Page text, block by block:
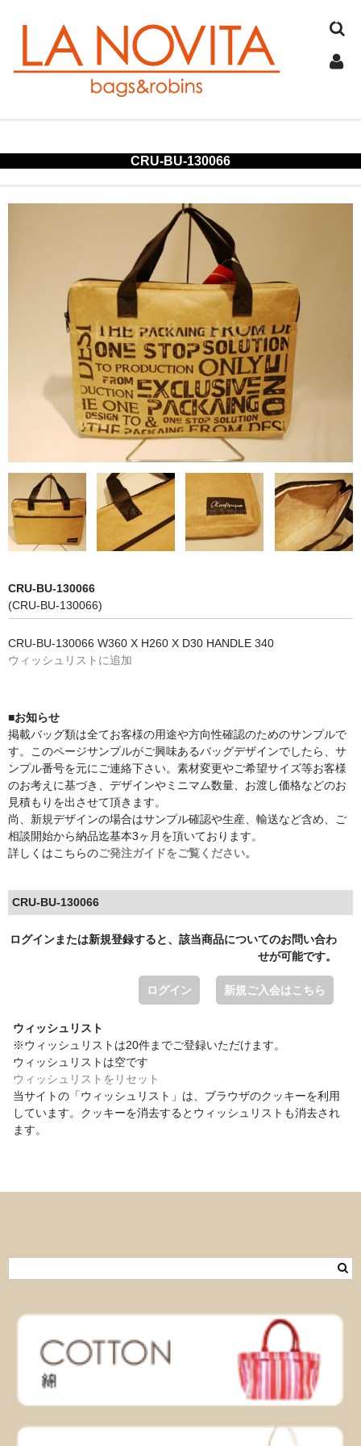
ALUMINUM
COLD STORAGE BAG
NON WOVBON
CHARM
FELT NOTE
CONTACT
GUIDE
CRU-BU-130066
CRU-BU-130066
(CRU-BU-130066)
CRU-BU-130066 W360 X H260 X D30 HANDLE 340
ウィッシュリストに追加
■お知らせ
掲載バッグ類は全てお客様の用途や方向性確認のためのサンプルで
す。このページサンプルがご興味あるバッグデザインでしたら、サ
ンプル番号を元にご連絡下さい。素材変更やご希望サイズ等お客様
のお考えに基づき、デザインやミニマム数量、お渡し価格などのお
見積もりを出させて頂きます。
尚、新規デザインの場合はサンプル確認や生産、輸送など含め、ご
相談開始から納品迄基本3ヶ月を頂いております。
詳しくはこちらのご発注ガイドをご覧ください。
CRU-BU-130066
ログインまたは新規登録すると、該当商品についてのお問い合わ
せが可能です。
ログイン 新規ご入会はこちら
ウィッシュリスト
※ウィッシュリストは20件までご登録いただけます。
ウィッシュリストは空です
ウィッシュリストをリセット
当サイトの「ウィッシュリスト」は、ブラウザのクッキーを利用
しています。クッキーを消去するとウィッシュリストも消去され
ます。